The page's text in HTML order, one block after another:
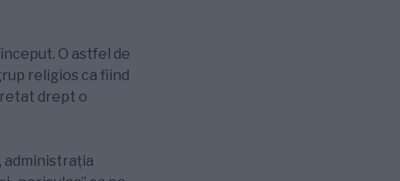
O astfel de
religios ca fiind
drept o
administrația